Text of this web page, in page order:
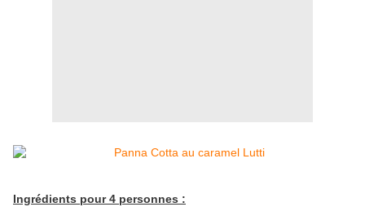
Ingrédients pour 4 personnes :